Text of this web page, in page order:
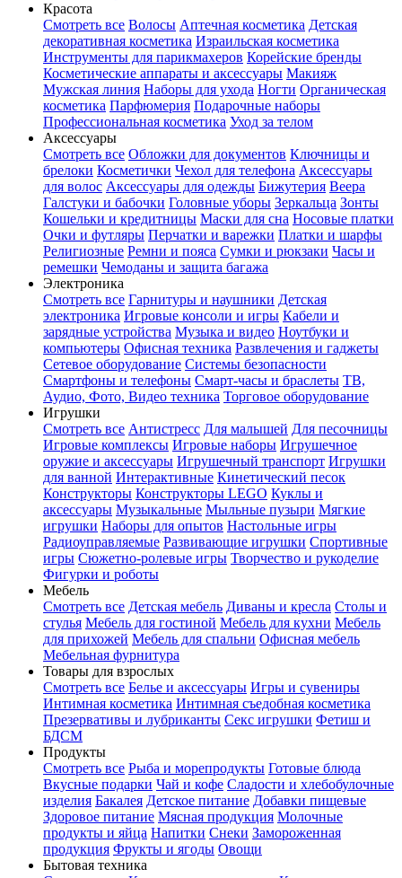
Красота
Смотреть все Волосы Аптечная косметика Детская
декоративная косметика Израильская косметика
Инструменты для парикмахеров Корейские бренды
Косметические аппараты и аксессуары Макияж
Мужская линия Наборы для ухода Ногти Органическая
косметика Парфюмерия Подарочные наборы
Профессиональная косметика Уход за телом
Аксессуары
Смотреть все Обложки для документов Ключницы и
брелоки Косметички Чехол для телефона Аксессуары
для волос Аксессуары для одежды Бижутерия Веера
Галстуки и бабочки Головные уборы Зеркальца Зонты
Кошельки и кредитницы Маски для сна Носовые платки
Очки и футляры Перчатки и варежки Платки и шарфы
Религиозные Ремни и пояса Сумки и рюкзаки Часы и
ремешки Чемоданы и защита багажа
Электроника
Смотреть все Гарнитуры и наушники Детская
электроника Игровые консоли и игры Кабели и
зарядные устройства Музыка и видео Ноутбуки и
компьютеры Офисная техника Развлечения и гаджеты
Сетевое оборудование Системы безопасности
Смартфоны и телефоны Смарт-часы и браслеты ТВ,
Аудио, Фото, Видео техника Торговое оборудование
Игрушки
Смотреть все Антистресс Для малышей Для песочницы
Игровые комплексы Игровые наборы Игрушечное
оружие и аксессуары Игрушечный транспорт Игрушки
для ванной Интерактивные Кинетический песок
Конструкторы Конструкторы LEGO Куклы и
аксессуары Музыкальные Мыльные пузыри Мягкие
игрушки Наборы для опытов Настольные игры
Радиоуправляемые Развивающие игрушки Спортивные
игры Сюжетно-ролевые игры Творчество и рукоделие
Фигурки и роботы
Мебель
Смотреть все Детская мебель Диваны и кресла Столы и
стулья Мебель для гостиной Мебель для кухни Мебель
для прихожей Мебель для спальни Офисная мебель
Мебельная фурнитура
Товары для взрослых
Смотреть все Белье и аксессуары Игры и сувениры
Интимная косметика Интимная съедобная косметика
Презервативы и лубриканты Секс игрушки Фетиш и
БДСМ
Продукты
Смотреть все Рыба и морепродукты Готовые блюда
Вкусные подарки Чай и кофе Сладости и хлебобулочные
изделия Бакалея Детское питание Добавки пищевые
Здоровое питание Мясная продукция Молочные
продукты и яйца Напитки Снеки Замороженная
продукция Фрукты и ягоды Овощи
Бытовая техника